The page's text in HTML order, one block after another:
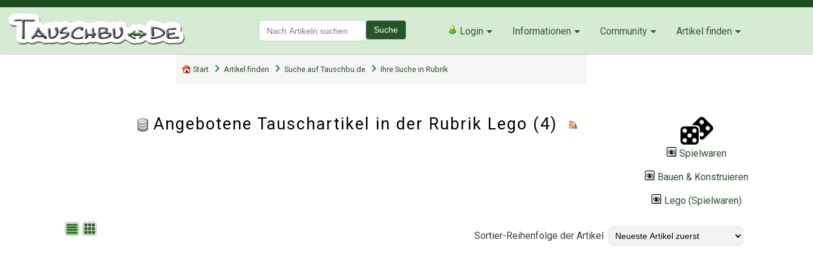
Suche Login Informationen Community Artikel finden
Start Artikel finden Suche auf Tauschbu.de Ihre Suche in Rubrik
Spielwaren
Bauen & Konstruieren
Lego (Spielwaren)
Angebotene Tauschartikel in der Rubrik Lego (4)
Sortier-Reihenfolge der Artikel